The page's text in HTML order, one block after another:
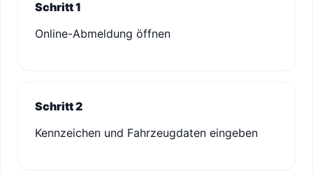
Schritt 1
Online-Abmeldung öffnen
Schritt 2
Kennzeichen und Fahrzeugdaten eingeben